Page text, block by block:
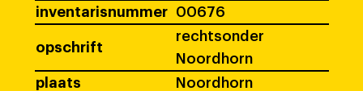
inventarisnummer
00676
opschrift
rechtsonder
Noordhorn
plaats
Noordhorn